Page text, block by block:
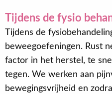
Tijdens de fysio
Tijdens de
beweegoefeningen. Rust
factor in het herstel, te
tegen. We werken aan
bewegingsvrijheid en